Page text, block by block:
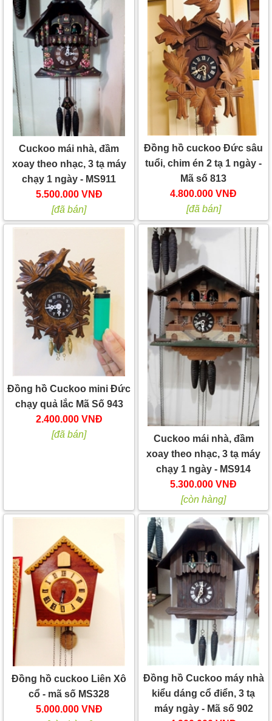
Cuckoo mái nhà, đầm
xoay theo nhạc, 3 tạ máy
chạy 1 ngày - MS911
5.500.000 VNĐ
[đã bán]
Đồng hồ cuckoo Đức sâu
tuổi, chim én 2 tạ 1 ngày -
Mã số 813
4.800.000 VNĐ
[đã bán]
Đồng hồ Cuckoo mini Đức
chạy quả lắc Mã Số 943
2.400.000 VNĐ
[đã bán]
Cuckoo mái nhà, đầm
xoay theo nhạc, 3 tạ máy
chạy 1 ngày - MS914
5.300.000 VNĐ
[còn hàng]
Đồng hồ cuckoo Liên Xô
cổ - mã số MS328
5.000.000 VNĐ
Đồng hồ Cuckoo máy nhà
kiểu dáng cổ điển, 3 tạ
máy ngày - Mã số 902